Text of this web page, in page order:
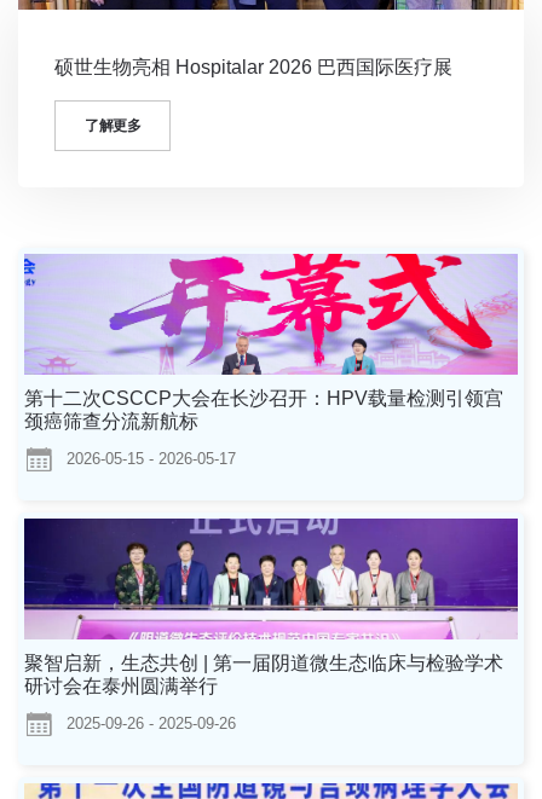
硕世生物亮相 Hospitalar 2026 巴西国际医疗展
了解更多
第十二次CSCCP大会在长沙召开：HPV载量检测引领宫
颈癌筛查分流新航标
2026-05-15 - 2026-05-17
聚智启新，生态共创 | 第一届阴道微生态临床与检验学术
研讨会在泰州圆满举行
2025-09-26 - 2025-09-26